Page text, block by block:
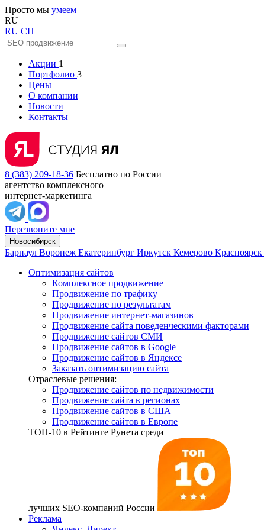
Просто мы умеем
RU
RU CH
Акции 1
Портфолио 3
Цены
О компании
Новости
Контакты
8 (383) 209-18-36 Бесплатно по России
агентство комплексного
интернет-маркетинга
Перезвоните мне
Новосибирск
Барнаул Воронеж Екатеринбург Иркутск Кемерово Красноярск
Оптимизация сайтов
Комплексное продвижение
Продвижение по трафику
Продвижение по результатам
Продвижение интернет-магазинов
Продвижение сайта поведенческими факторами
Продвижение сайтов СМИ
Продвижение сайтов в Google
Продвижение сайтов в Яндексе
Заказать оптимизацию сайта
Отраслевые решения:
Продвижение сайтов по недвижимости
Продвижение сайта в регионах
Продвижение сайтов в США
Продвижение сайтов в Европе
ТОП-10 в Рейтинге Рунета среди
лучших SEO-компаний России
Реклама